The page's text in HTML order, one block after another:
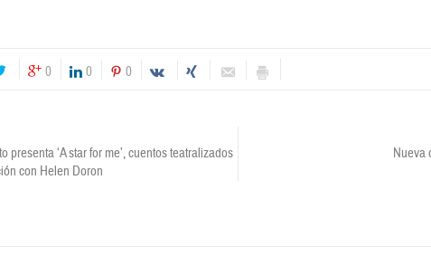
0 0 0
presenta ‘A star for me’, cuentos teatralizados
con Helen Doron
Nueva